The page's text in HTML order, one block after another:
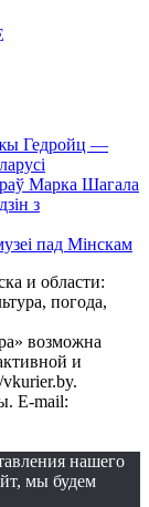
Гедройц —
Марка Шагала
з
пад Мінскам
и области:
погода,
возможна
и
E-mail:
нашего
мы будем